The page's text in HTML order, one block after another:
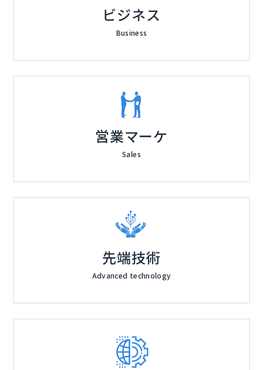
ビジネス
Business
営業マーケ
Sales
先端技術
Advanced technology